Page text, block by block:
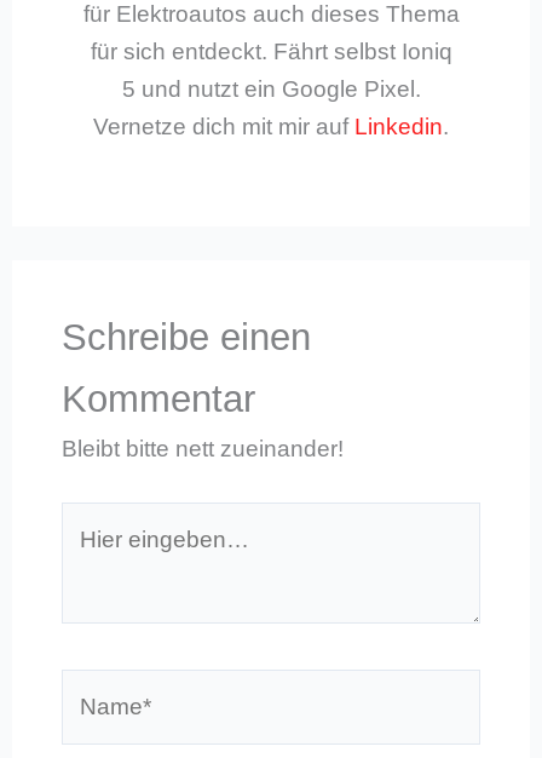
für Elektroautos auch dieses Thema
für sich entdeckt. Fährt selbst Ioniq
5 und nutzt ein Google Pixel.
Vernetze dich mit mir auf Linkedin.
Schreibe einen
Kommentar
Bleibt bitte nett zueinander!
eingeben…